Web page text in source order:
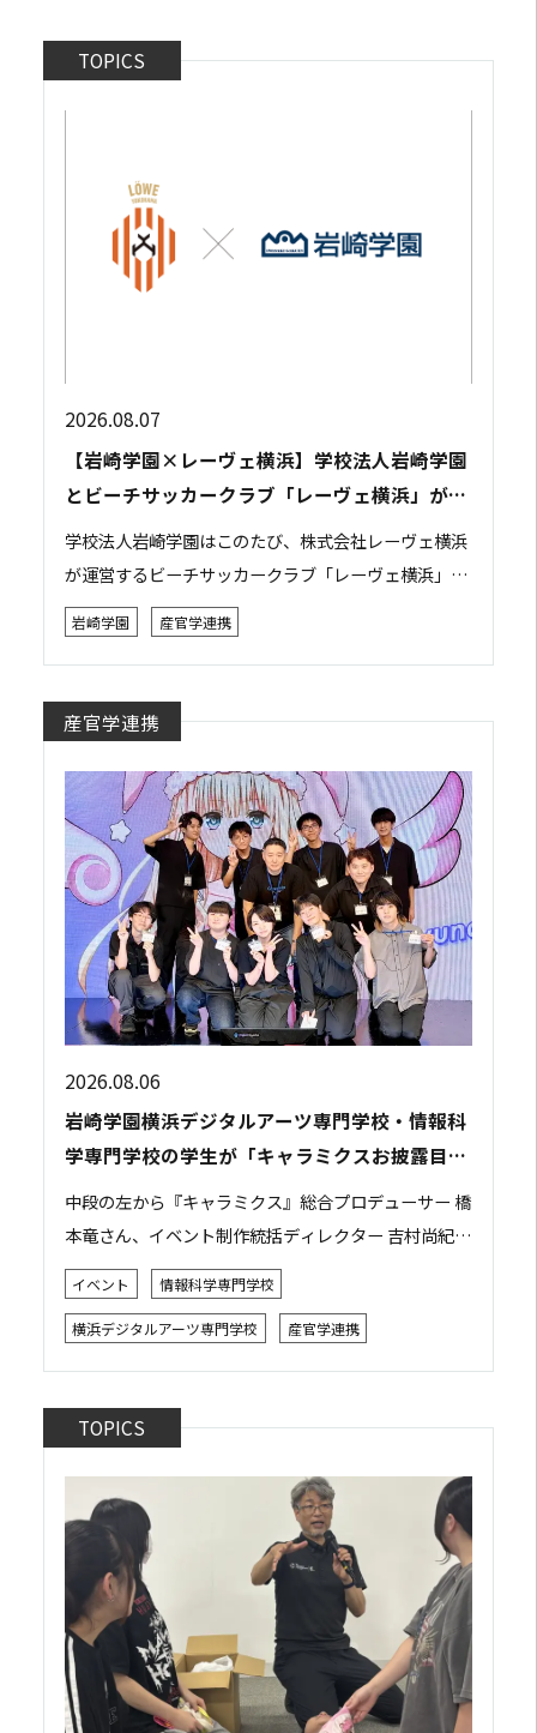
TOPICS
2026.08.07
【岩崎学園×レーヴェ横浜】学校法人岩崎学園
とビーチサッカークラブ「レーヴェ横浜」が包
括連携協定を締結
学校法人岩崎学園はこのたび、株式会社レーヴェ横浜
が運営するビーチサッカークラブ「レーヴェ横浜」と
包括連携協定を締結しました。 本協定は、双方がそれ
ぞれの強みや資源を活かしながら相互に連携・協力...
岩崎学園 産官学連携
産官学連携
2026.08.06
岩崎学園横浜デジタルアーツ専門学校・情報科
学専門学校の学生が「キャラミクスお披露目イ
ベント」の運営スタッフとして参加しました
中段の左から『キャラミクス』総合プロデューサー 橋
本竜さん、イベント制作統括ディレクター 吉村尚紀さ
ん 2026年8月2日、都内で開催された株式会社リモア
主催の「キャラミクスお披露目イベント」...
イベント 情報科学専門学校
横浜デジタルアーツ専門学校 産官学連携
TOPICS